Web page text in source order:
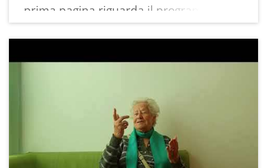
I bambini sono riusciti a intervenire con
prendere appunti sulle risposte alle
Le poche parole dialettali citate sono
state spiegate direttamente nel video,
comunque in fondo a questa scheda
prima pagina riguarda il programma di
previsione, mentre le pagine seguenti il
riassunto della visita pastorale
avvenuta.
seguire il territorio di Cavedine.
Interessante risulta l'esame degli scolari
e le cresime fatte a Cavedine e a Vigo.
Fu visitato il paese di Stravino e il giorno
seguente Vigo e Brusino.